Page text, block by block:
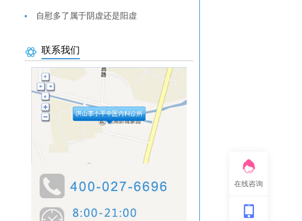
在线咨询
自慰多了属于阴虚还是阳虚
联系我们